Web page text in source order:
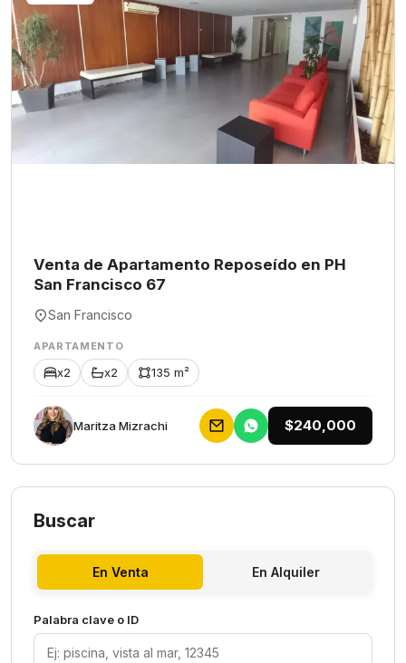
Venta de Apartamento Reposeído en PH
San Francisco 67
San Francisco
APARTAMENTO
x2 x2 135 m²
Maritza Mizrachi $240,000
Buscar
En Venta En Alquiler
Palabra clave o ID